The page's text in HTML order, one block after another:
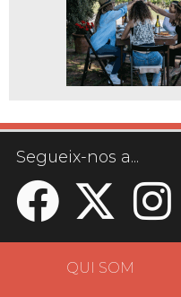
Segueix-nos a...
QUI SOM